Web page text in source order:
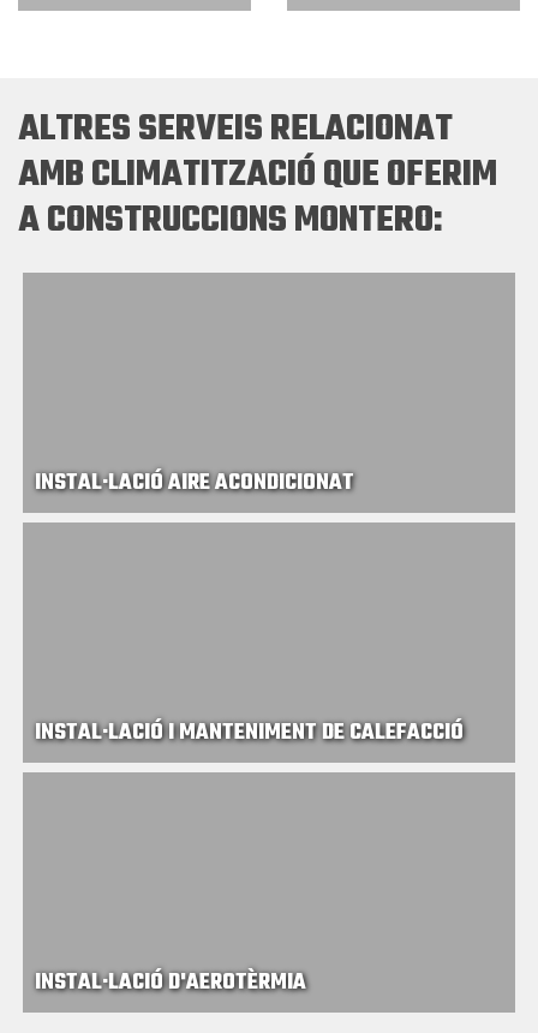
ALTRES SERVEIS RELACIONAT
AMB CLIMATITZACIÓ QUE OFERIM
A CONSTRUCCIONS MONTERO:
INSTAL·LACIÓ AIRE ACONDICIONAT
INSTAL·LACIÓ I MANTENIMENT DE CALEFACCIÓ
INSTAL·LACIÓ D'AEROTÈRMIA